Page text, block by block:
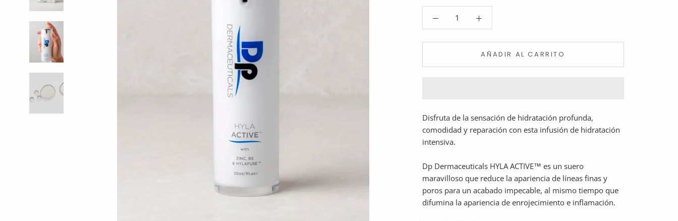
AÑADIR AL CARRITO
Disfruta de la sensación de hidratación profunda,
comodidad y reparación con esta infusión de hidratación
intensiva.
Dp Dermaceuticals HYLA ACTIVE™ es un suero
maravilloso que reduce la apariencia de líneas finas y
poros para un acabado impecable, al mismo tiempo que
difumina la apariencia de enrojecimiento e inflamación.